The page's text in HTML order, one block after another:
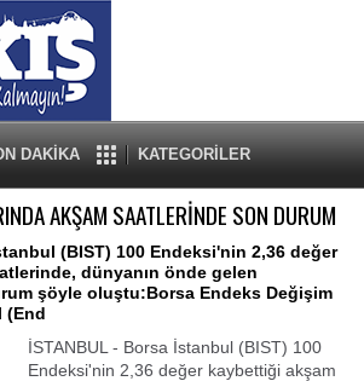
DAKİKA KATEGORİLER
AKŞAM SAATLERİNDE SON DURUM
(BIST) 100 Endeksi'nin 2,36 değer
dünyanın önde gelen
şöyle oluştu:Borsa Endeks Değişim
(End
İSTANBUL - Borsa İstanbul (BIST) 100
Endeksi'nin 2,36 değer kaybettiği akşam